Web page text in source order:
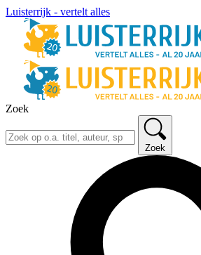
Luisterrijk - vertelt alles
Zoek
Zoek